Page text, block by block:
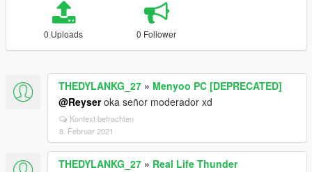
0 Uploads 0 Follower
THEDYLANKG_27 » Menyoo PC [DEPRECATED]
@Reyseroka señor moderador xd
Kontext betrachten
8. Februar 2021
THEDYLANKG_27 » Real Life Thunder